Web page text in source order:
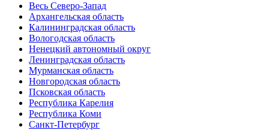
Весь Северо-Запад
Архангельская область
Калининградская область
Вологодская область
Ненецкий автономный округ
Ленинградская область
Мурманская область
Новгородская область
Псковская область
Республика Карелия
Республика Коми
Санкт-Петербург